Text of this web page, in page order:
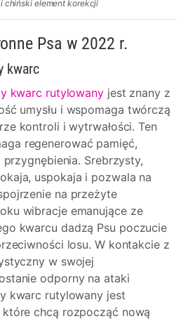
chiński element korekcji
Psa w 2022 r.
kwarc
kwarc rutylowanyjest znany z
umysłu i wspomaga twórczą
kontroli i wytrwałości. Ten
regenerować pamięć,
Srebrzysty,
uspokaja i pozwala na
na przeżyte
wibracje emanujące ze
kwarcu dadzą Psu poczucie
losu. W kontakcie z
w swojej
odporny na ataki
kwarc rutylowany jest
chcą rozpocząć nową